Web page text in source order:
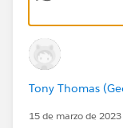
        "0"
    ),
Tony Thomas
15 de marzo de